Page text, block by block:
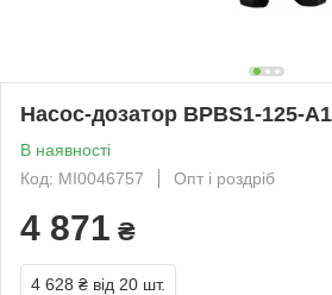
Насос-дозатор BPBS1-125-
В наявності
Код: MI0046757
Опт і роздріб
4 871 ₴
4 628 ₴ від 20 шт.